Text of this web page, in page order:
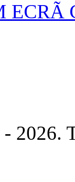
ECRÃ